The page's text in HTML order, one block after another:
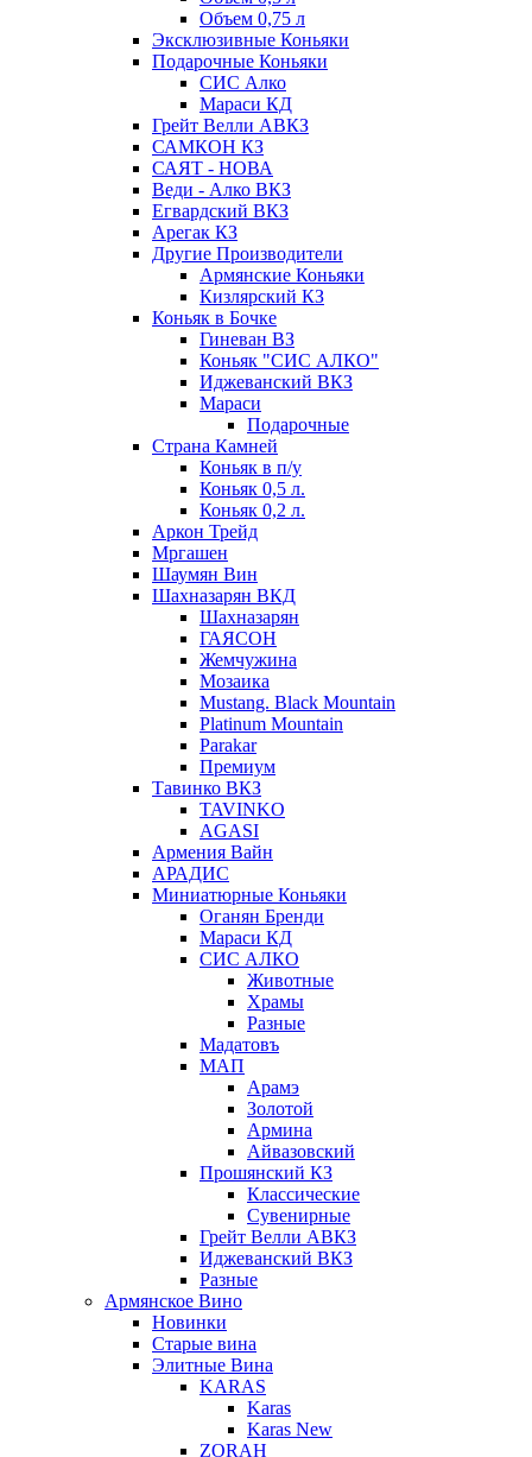
Объем 0,75 л
Эксклюзивные Коньяки
Подарочные Коньяки
СИС Алко
Мараси КД
Грейт Велли АВКЗ
САМКОН КЗ
САЯТ - НОВА
Веди - Алко ВКЗ
Егвардский ВКЗ
Арегак КЗ
Другие Производители
Армянские Коньяки
Кизлярский КЗ
Коньяк в Бочке
Гиневан ВЗ
Коньяк "СИС АЛКО"
Иджеванский ВКЗ
Мараси
Подарочные
Страна Камней
Коньяк в п/у
Коньяк 0,5 л.
Коньяк 0,2 л.
Аркон Трейд
Мргашен
Шаумян Вин
Шахназарян ВКД
Шахназарян
ГАЯСОН
Жемчужина
Мозаика
Mustang. Black Mountain
Platinum Mountain
Parakar
Премиум
Тавинко ВКЗ
TAVINKO
AGASI
Армения Вайн
АРАДИС
Миниатюрные Коньяки
Оганян Бренди
Мараси КД
СИС АЛКО
Животные
Храмы
Разные
Мадатовъ
МАП
Арамэ
Золотой
Армина
Айвазовский
Прошянский КЗ
Классические
Сувенирные
Грейт Велли АВКЗ
Иджеванский ВКЗ
Разные
Армянское Вино
Новинки
Старые вина
Элитные Вина
KARAS
Karas
Karas New
ZORAH